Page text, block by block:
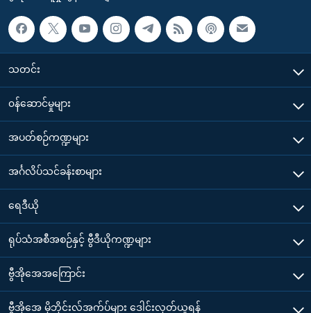
သတင်း
၀န်ဆောင်မှုများ
အပတ်စဉ်ကဏ္ဍများ
အင်္ဂလိပ်သင်ခန်းစာများ
ရေဒီယို
ရုပ်သံအစီအစဉ်နှင့် ဗွီဒီယိုကဏ္ဍများ
ဗွီအိုအေအကြောင်း
ဗွီအိုအေ မိုဘိုင်းလ်အက်ပ်များ ဒေါင်းလုတ်ယူရန်